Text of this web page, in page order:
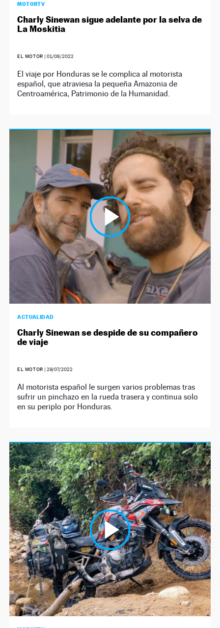
MOTORTV
Charly Sinewan sigue adelante por la selva de
La Moskitia
EL MOTOR | 01/08/2022
El viaje por Honduras se le complica al motorista
español, que atraviesa la pequeña Amazonia de
Centroamérica, Patrimonio de la Humanidad.
ACTUALIDAD
Charly Sinewan se despide de su compañero
de viaje
EL MOTOR | 29/07/2022
Al motorista español le surgen varios problemas tras
sufrir un pinchazo en la rueda trasera y continua solo
en su periplo por Honduras.